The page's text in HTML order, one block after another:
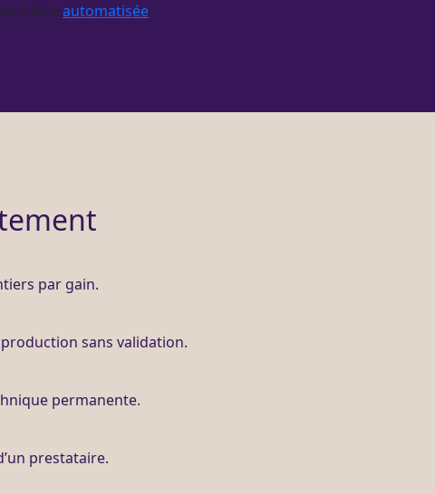
être automatisée.
par gain.
sans validation.
permanente.
prestataire.